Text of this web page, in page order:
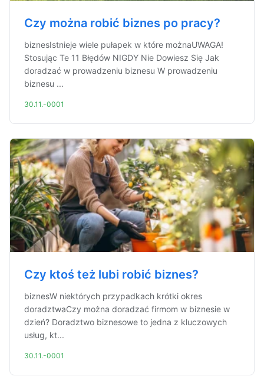
Czy można robić biznes po pracy?
biznesIstnieje wiele pułapek w które możnaUWAGA!
Stosując Te 11 Błędów NIGDY Nie Dowiesz Się Jak
doradzać w prowadzeniu biznesu W prowadzeniu
biznesu ...
30.11.-0001
Czy ktoś też lubi robić biznes?
biznesW niektórych przypadkach krótki okres
doradztwaCzy można doradzać firmom w biznesie w
dzień? Doradztwo biznesowe to jedna z kluczowych
usług, kt...
30.11.-0001